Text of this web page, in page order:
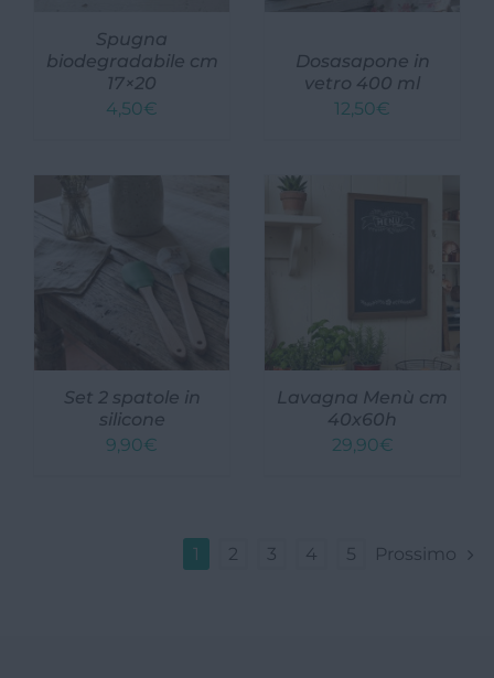
Spugna
biodegradabile cm
17×20
4,50€
Dosasapone in
vetro 400 ml
12,50€
Set 2 spatole in
silicone
9,90€
Lavagna Menù cm
40x60h
29,90€
1 2 3 4 5 Prossimo